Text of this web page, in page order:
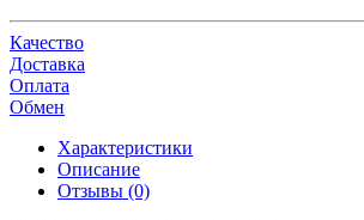
Качество
Доставка
Оплата
Обмен
Характеристики
Описание
Отзывы (0)